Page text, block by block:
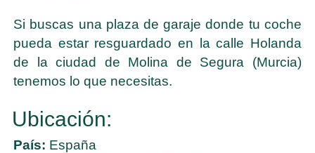
Si buscas una plaza de garaje donde tu coche
pueda estar resguardado en la calle Holanda
de la ciudad de Molina de Segura (Murcia)
tenemos lo que necesitas.
Ubicación:
País: España